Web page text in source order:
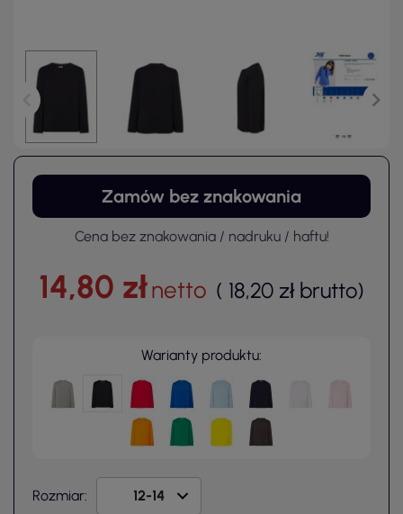
Zamów bez znakowania
Cena bez znakowania / nadruku / haftu!
14,80 złnetto ( 18,20 zł brutto)
Warianty produktu:
Rozmiar: